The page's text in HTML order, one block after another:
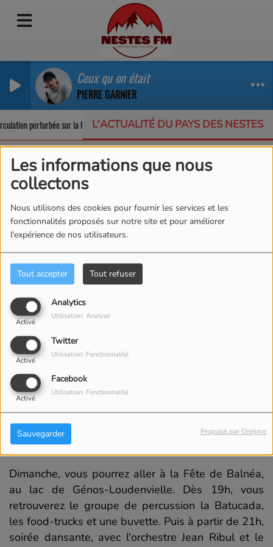
Les informations que nous
collectons
Nous utilisons des cookies pour fournir les services et les
fonctionnalités proposés sur notre site et pour améliorer
l'expérience de nos utilisateurs.
Tout accepter Tout refuser
Analytics
Activé
Utilisation: Analyse
Twitter
Activé
Utilisation: Fonctionnalité
Facebook
Activé
Utilisation: Fonctionnalité
Sauvegarder Propulsé par Orejime
Ceux qu on était
PIERRE GARNIER
L'ACTUALITÉ DU PAYS DES NESTES
perturbée sur la RD123 Un appel à projets pour protéger la
La Fête de Balnéa
Dimanche, vous pourrez aller à la Fête de Balnéa,
au lac de Génos-Loudenvielle. Dès 19h, vous
retrouverez le groupe de percussion la Batucada,
les food-trucks et une buvette. Puis à partir de 21h,
soirée dansante, avec l'orchestre Jean Ribul et le